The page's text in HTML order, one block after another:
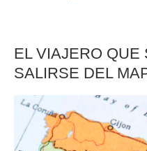
EL VIAJERO QUE
SALIRSE DEL